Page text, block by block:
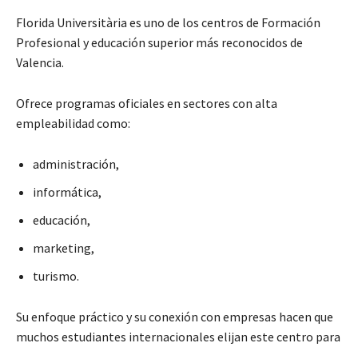
Florida Universitària es uno de los centros de Formación
Profesional y educación superior más reconocidos de
Valencia.
Ofrece programas oficiales en sectores con alta
empleabilidad como:
administración,
informática,
educación,
marketing,
turismo.
Su enfoque práctico y su conexión con empresas hacen que
muchos estudiantes internacionales elijan este centro para